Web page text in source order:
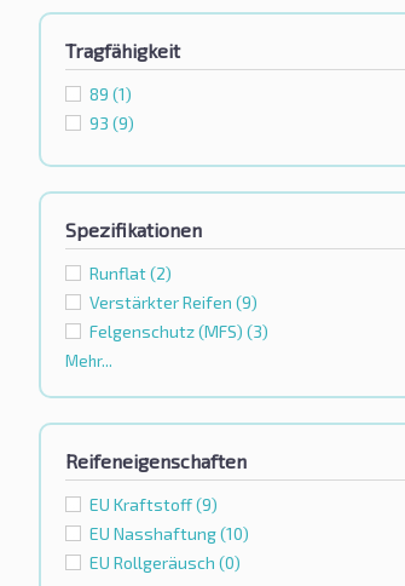
Tragfähigkeit
89 (1)
93 (9)
Spezifikationen
Runflat(2)
Verstärkter Reifen (9)
Felgenschutz (MFS) (3)
Mehr...
Reifeneigenschaften
EU Kraftstoff(9)
EU Nasshaftung(10)
EU Rollgeräusch (0)